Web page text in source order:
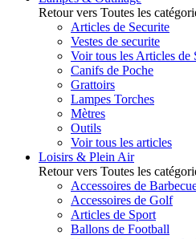
Retour vers Toutes les
Articles de Securite
Vestes de securite
Voir tous les Articles de
Canifs de Poche
Grattoirs
Lampes Torches
Mètres
Outils
Voir tous les articles
Loisirs & Plein Air
Retour vers Toutes les
Accessoires de
Accessoires de Golf
Articles de Sport
Ballons de Football